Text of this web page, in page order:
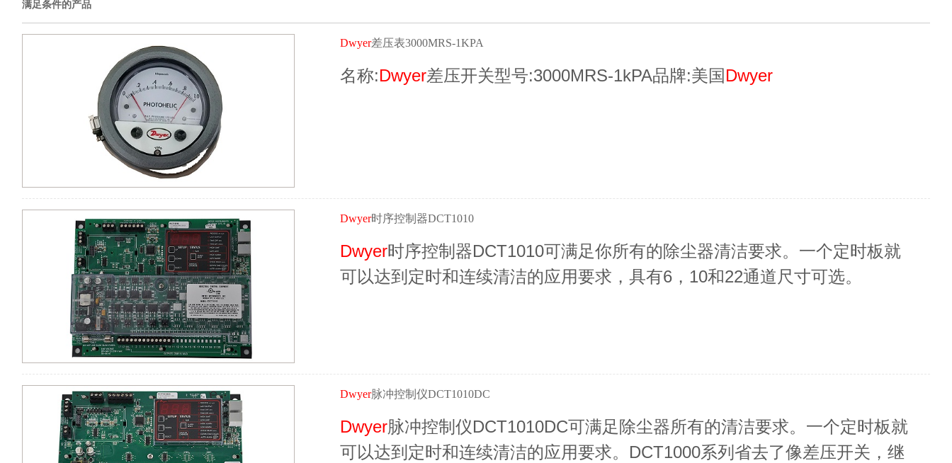
满足条件的产品
Dwyer差压表3000MRS-1KPA
名称:Dwyer差压开关型号:3000MRS-1kPA品牌:美国 Dwyer
Dwyer时序控制器DCT1010
Dwyer时序控制器DCT1010可满足你所有的除尘器清洁要求。一个定时板就
可以达到定时和连续清洁的应用要求，具有6，10和22通道尺寸可选。
Dwyer脉冲控制仪DCT1010DC
Dwyer脉冲控制仪DCT1010DC可满足除尘器所有的清洁要求。一个定时板就
可以达到定时和连续清洁的应用要求。DCT1000系列省去了像差压开关，继